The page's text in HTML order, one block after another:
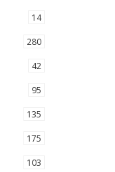
14
280
42
95
135
175
103